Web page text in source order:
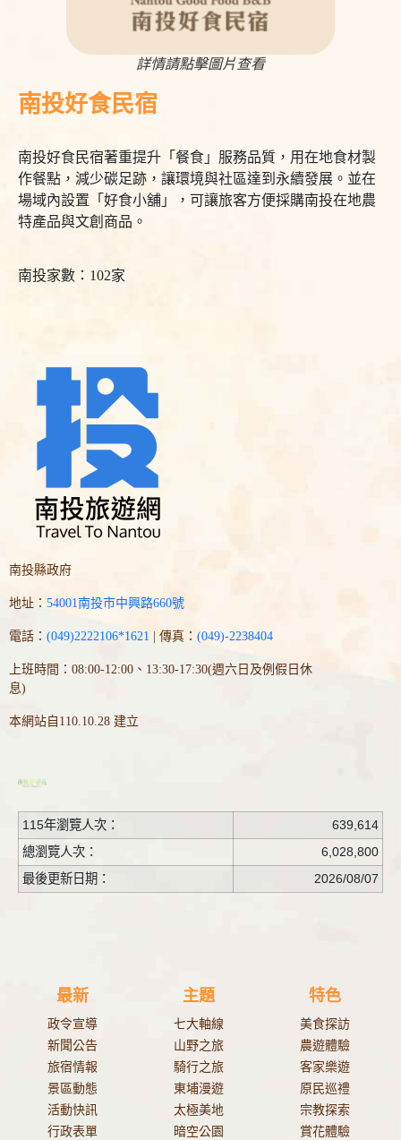
詳情請點擊圖片查看
南投好食民宿
南投好食民宿著重提升「餐食」服務品質，用在地食材製
作餐點，減少碳足跡，讓環境與社區達到永續發展。並在
場域內設置「好食小舖」，可讓旅客方便採購南投在地農
特產品與文創商品。
南投家數：102家
南投縣政府
地址： 54001南投市中興路660號
電話： (049)2222106*1621 | 傳真： (049)-2238404
上班時間：08:00-12:00、13:30-17:30(週六日及例假日休
息)
本網站自110.10.28 建立
115年瀏覽人次：
639,614
總瀏覽人次：
6,028,800
最後更新日期：
2026/08/07
最新
政令宣導
新聞公告
旅宿情報
景區動態
活動快訊
行政表單
主題
七大軸線
山野之旅
騎行之旅
東埔漫遊
太極美地
暗空公園
特色
美食探訪
農遊體驗
客家樂遊
原民巡禮
宗教探索
賞花體驗